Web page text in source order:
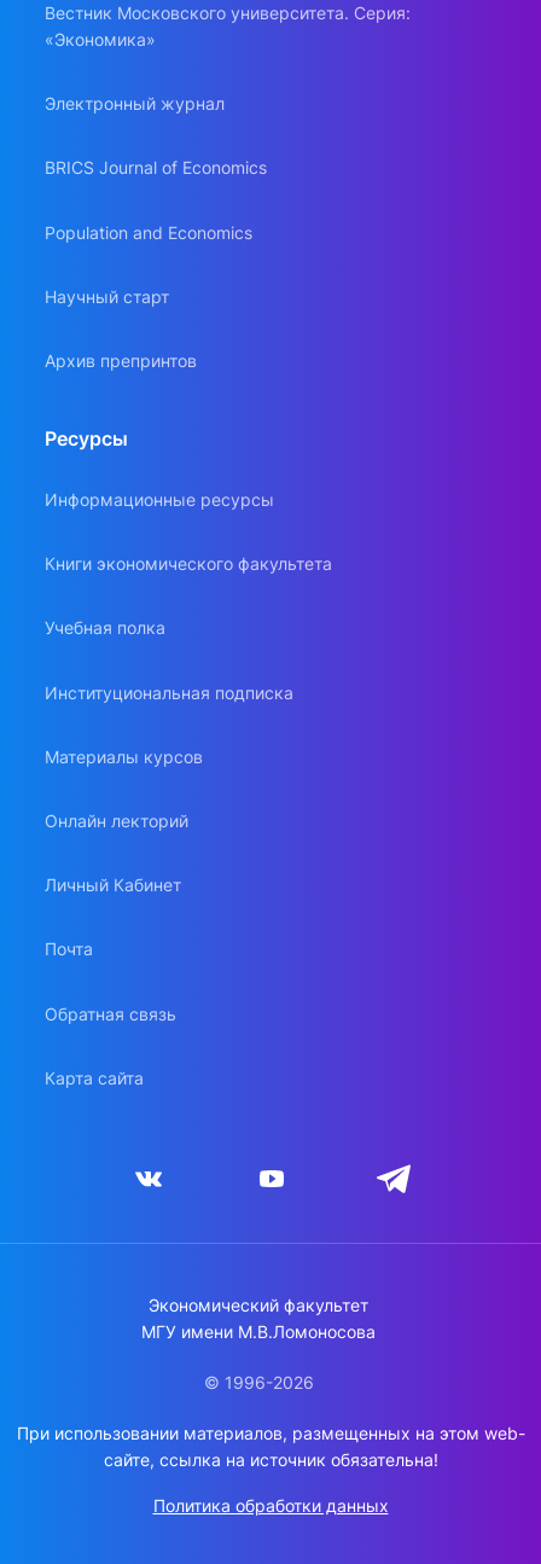
Вестник Московского университета. Серия:
«Экономика»
Электронный журнал
BRICS Journal of Economics
Population and Economics
Научный старт
Архив препринтов
Ресурсы
Информационные ресурсы
Книги экономического факультета
Учебная полка
Институциональная подписка
Материалы курсов
Онлайн лекторий
Личный Кабинет
Почта
Обратная связь
Карта сайта
Экономический факультет
МГУ имени М.В.Ломоносова
© 1996-2026
При использовании материалов, размещенных на этом web-
сайте, ссылка на источник обязательна!
Политика обработки данных